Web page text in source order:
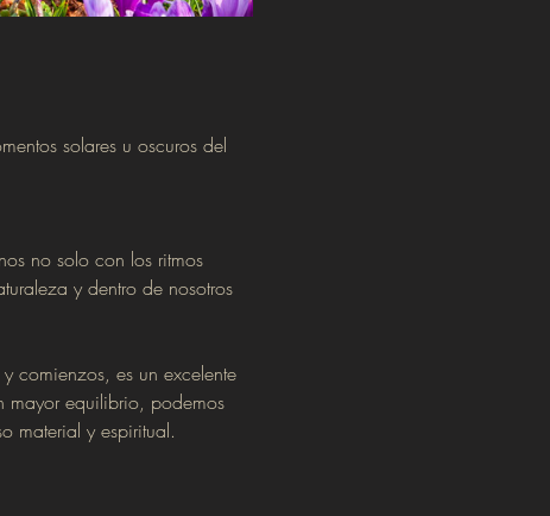
solares u oscuros del
no solo con los ritmos
y dentro de nosotros
comienzos, es un excelente
mayor equilibrio, podemos
material y espiritual.